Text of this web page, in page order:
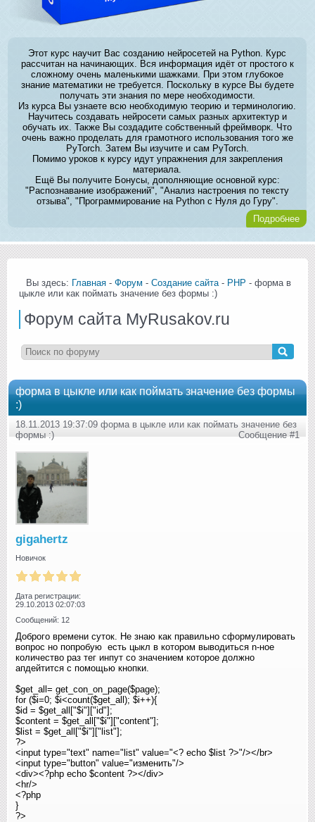
Этот курс научит Вас созданию нейросетей на Python. Курс
рассчитан на начинающих. Вся информация идёт от простого к
сложному очень маленькими шажками. При этом глубокое
знание математики не требуется. Поскольку в курсе Вы будете
получать эти знания по мере необходимости.
Из курса Вы узнаете всю необходимую теорию и терминологию.
Научитесь создавать нейросети самых разных архитектур и
обучать их. Также Вы создадите собственный фреймворк. Что
очень важно проделать для грамотного использования того же
PyTorch. Затем Вы изучите и сам PyTorch.
Помимо уроков к курсу идут упражнения для закрепления
материала.
Ещё Вы получите Бонусы, дополняющие основной курс:
"Распознавание изображений", "Анализ настроения по тексту
отзыва", "Программирование на Python с Нуля до Гуру".
Подробнее
Вы здесь: Главная - Форум - Создание сайта- PHP - форма в
цыкле или как поймать значение без формы :)
Форум сайта MyRusakov.ru
форма в цыкле или как поймать значение без формы
:)
18.11.2013 19:37:09 форма в цыкле или как поймать значение без
формы :)
Сообщение #1
gigahertz
Новичок
Дата регистрации:
29.10.2013 02:07:03
Сообщений: 12
Доброго времени суток. Не знаю как правильно сформулировать
вопрос но попробую есть цыкл в котором выводиться n-ное
количество раз тег инпут со значением которое должно
апдейтится с помощью кнопки.
$get_all= get_con_on_page($page);
for ($i=0; $i<count($get_all); $i++){
$id = $get_all["$i"]["id"];
$content = $get_all["$i"]["content"];
$list = $get_all["$i"]["list"];
?>
<input type="text" name="list" value="<? echo $list ?>"/></br>
<input type="button" value="изменить"/>
<div><?php echo $content ?></div>
<hr/>
<?php
}
?>